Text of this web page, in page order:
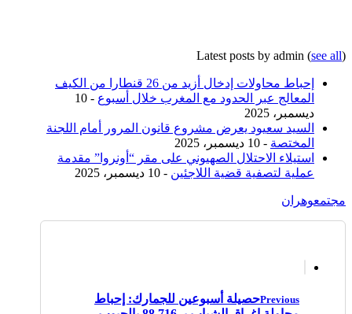
Latest posts by admin (see all)
إحباط محاولات إدخال أزيد من 26 قنطارا من الكيف
المعالج عبر الحدود مع المغرب خلال أسبوع
- 10
ديسمبر، 2025
السيد سعيود يعرض مشروع قانون المرور أمام اللجنة
المختصة - 10 ديسمبر، 2025
استيلاء الاحتلال الصهيوني على مقر “أونروا” مقدمة
عملية لتصفية قضية اللاجئين - 10 ديسمبر، 2025
مجتمعوهران
Previousحصيلة أسبوعين للجمارك: إحباط